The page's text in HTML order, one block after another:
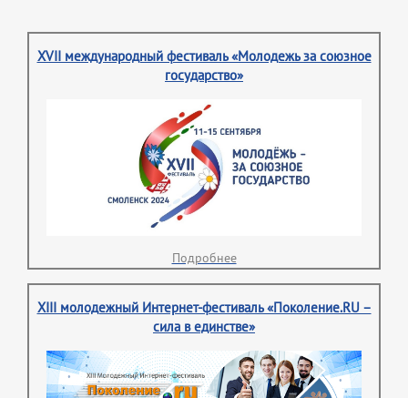
XVII международный фестиваль «Молодежь за союзное
государство»
Подробнее
XIII молодежный Интернет-фестиваль «Поколение.RU –
сила в единстве»